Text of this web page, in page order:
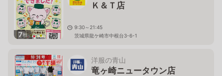
7枚
Ｋ＆Ｔ店
9:30～21:45
茨城県龍ケ崎市中根台3-6-1
洋服の青山
竜ヶ崎ニュータウン店